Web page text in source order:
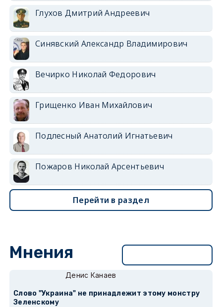
Глухов Дмитрий Андреевич
Синявский Александр Владимирович
Вечирко Николай Федорович
Грищенко Иван Михайлович
Подлесный Анатолий Игнатьевич
Пожаров Николай Арсентьевич
Перейти в раздел
Мнения
Денис Канаев
Слово "Украина" не принадлежит этому монстру
Зеленскому